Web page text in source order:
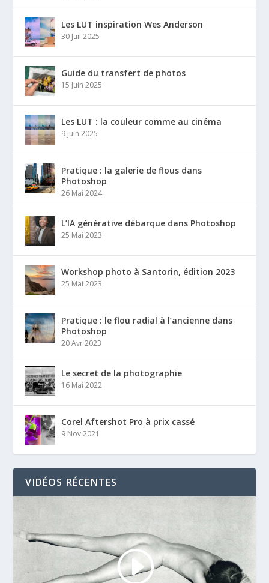
Les LUT inspiration Wes Anderson
30 Juil 2025
Guide du transfert de photos
15 Juin 2025
Les LUT : la couleur comme au cinéma
9 Juin 2025
Pratique : la galerie de flous dans
Photoshop
26 Mai 2024
L’IA générative débarque dans Photoshop
25 Mai 2023
Workshop photo à Santorin, édition 2023
25 Mai 2023
Pratique : le flou radial à l’ancienne dans
Photoshop
20 Avr 2023
Le secret de la photographie
16 Mai 2022
Corel Aftershot Pro à prix cassé
9 Nov 2021
VIDÉOS RÉCENTES